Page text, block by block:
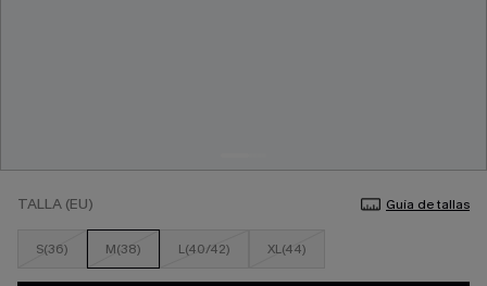
TALLA (EU) Guía de tallas
S(36) M(38) L(40/42) XL(44)